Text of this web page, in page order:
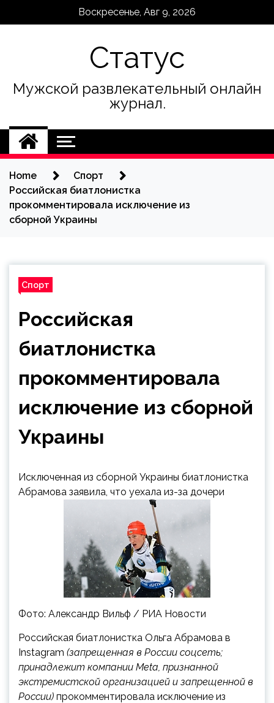
Воскресенье, Авг 9, 2026
Статус
Мужской развлекательный онлайн
журнал.
Home
Спорт
Российская биатлонистка
прокомментировала исключение из
сборной Украины
Спорт
Российская
биатлонистка
прокомментировала
исключение из сборной
Украины
Исключенная из сборной Украины биатлонистка
Абрамова заявила, что уехала из-за дочери
Фото: Александр Вильф / РИА Новости
Российская биатлонистка Ольга Абрамова в
Instagram (запрещенная в России соцсеть;
принадлежит компании Meta, признанной
экстремистской организацией и запрещенной в
России) прокомментировала исключение из